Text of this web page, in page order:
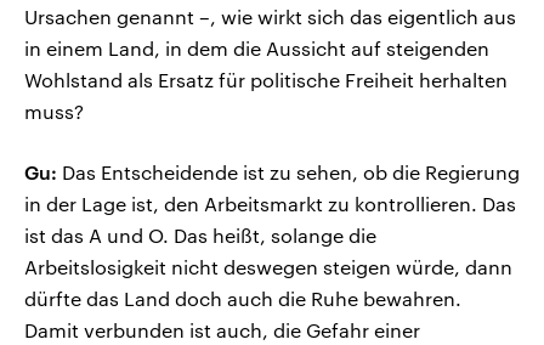
Ursachen genannt –, wie wirkt sich das eigentlich aus
in einem Land, in dem die Aussicht auf steigenden
Wohlstand als Ersatz für politische Freiheit herhalten
muss?
Gu: Das Entscheidende ist zu sehen, ob die Regierung
in der Lage ist, den Arbeitsmarkt zu kontrollieren. Das
ist das A und O. Das heißt, solange die
Arbeitslosigkeit nicht deswegen steigen würde, dann
dürfte das Land doch auch die Ruhe bewahren.
Damit verbunden ist auch, die Gefahr einer